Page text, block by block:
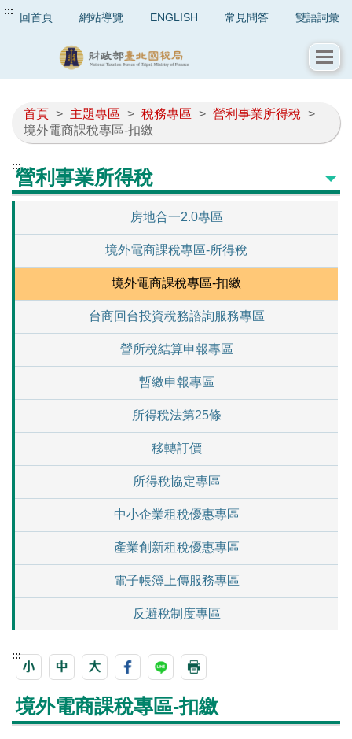
::: 回首頁 網站導覽 ENGLISH 常見問答 雙語詞彙
首頁 > 主題專區 > 稅務專區 > 營利事業所得稅 >
境外電商課稅專區-扣繳
:::營利事業所得稅
房地合一2.0專區
境外電商課稅專區-所得稅
境外電商課稅專區-扣繳
台商回台投資稅務諮詢服務專區
營所稅結算申報專區
暫繳申報專區
所得稅法第25條
移轉訂價
所得稅協定專區
中小企業租稅優惠專區
產業創新租稅優惠專區
電子帳簿上傳服務專區
反避稅制度專區
:::
境外電商課稅專區-扣繳